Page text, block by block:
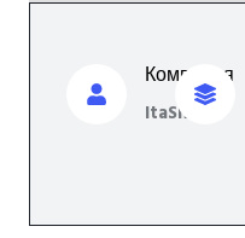
Компания
ItaShop